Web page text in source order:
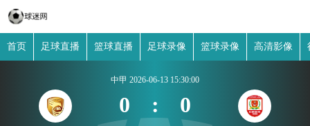
首页 足球直播 篮球直播 足球录像 篮球录像 高清影像
中甲 2026-06-13 15:30:00
0 : 0